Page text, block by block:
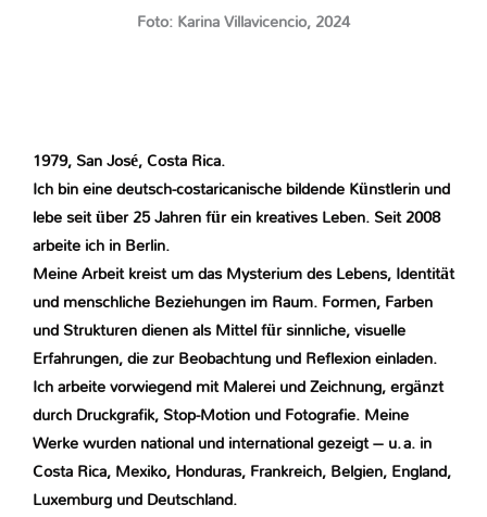
Foto: Karina Villavicencio, 2024
1979, San José, Costa Rica.
Ich bin eine deutsch-costaricanische bildende Künstlerin und
lebe seit über 25 Jahren für ein kreatives Leben. Seit 2008
arbeite ich in Berlin.
Meine Arbeit kreist um das Mysterium des Lebens, Identität
und menschliche Beziehungen im Raum. Formen, Farben
und Strukturen dienen als Mittel für sinnliche, visuelle
Erfahrungen, die zur Beobachtung und Reflexion einladen.
Ich arbeite vorwiegend mit Malerei und Zeichnung, ergänzt
durch Druckgrafik, Stop-Motion und Fotografie. Meine
Werke wurden national und international gezeigt – u. a. in
Costa Rica, Mexiko, Honduras, Frankreich, Belgien, England,
Luxemburg und Deutschland.